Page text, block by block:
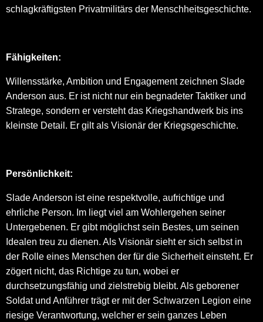
schlagkräftigsten Privatmilitärs der Menschheitsgeschichte.
Fähigkeiten:
Willensstärke, Ambition und Engagement zeichnen Slade
Anderson aus. Er ist nicht nur ein begnadeter Taktiker und
Stratege, sondern er versteht das Kriegshandwerk bis ins
kleinste Detail. Er gilt als Visionär der Kriegsgeschichte.
Persönlichkeit:
Slade Anderson ist eine respektvolle, aufrichtige und
ehrliche Person. Im liegt viel am Wohlergehen seiner
Untergebenen. Er gibt möglichst sein Bestes, um seinen
Idealen treu zu dienen. Als Visionär sieht er sich selbst in
der Rolle eines Menschen der für die Sicherheit einsteht. Er
zögert nicht, das Richtige zu tun, wobei er
durchsetzungsfähig und zielstrebig bleibt. Als geborener
Soldat und Anführer trägt er mit der Schwarzen Legion eine
riesige Verantwortung, welcher er sein ganzes Leben